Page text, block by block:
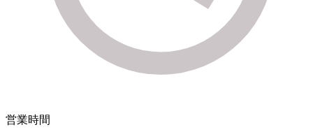
営業時間